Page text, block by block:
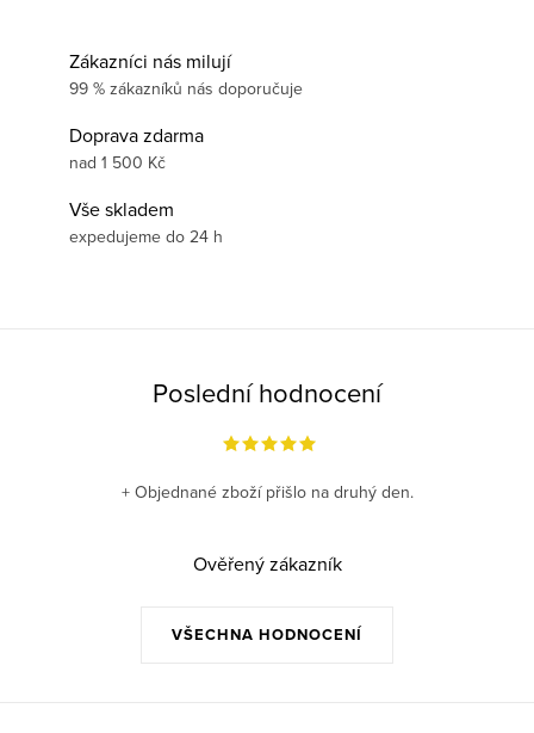
Zákazníci nás milují
99 % zákazníků nás doporučuje
Doprava zdarma
nad 1 500 Kč
Vše skladem
expedujeme do 24 h
Poslední hodnocení
VŠECHNA HODNOCENÍ
+ Objednané zboží přišlo na druhý den.
Ověřený zákazník